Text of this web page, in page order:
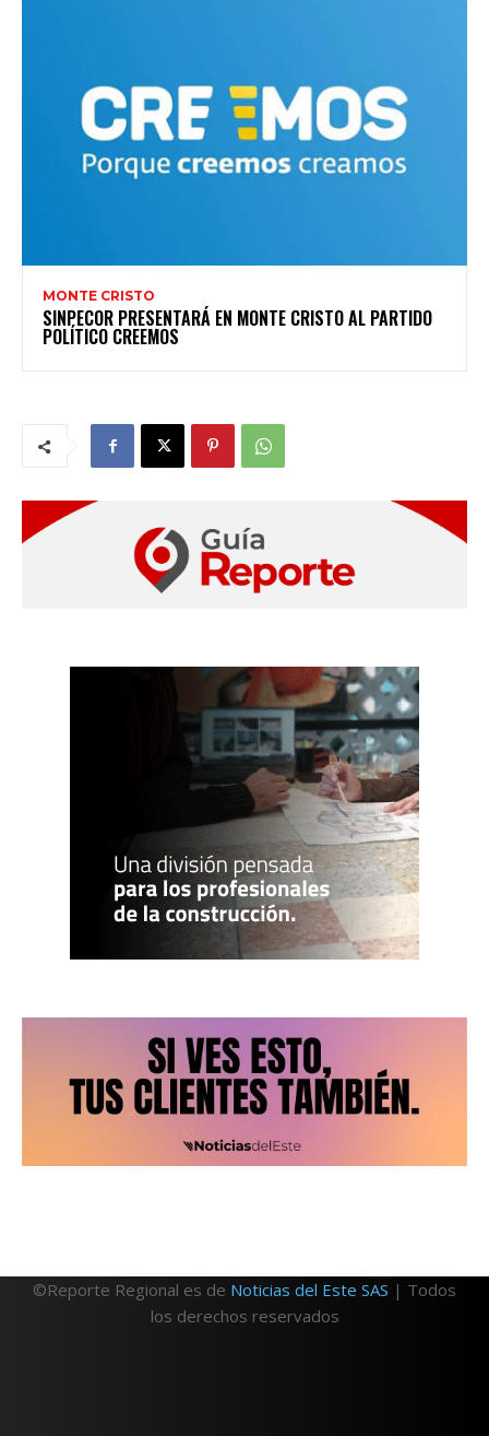
MONTE CRISTO
SINPECOR PRESENTARÁ EN MONTE CRISTO AL PARTIDO
POLÍTICO CREEMOS
©Reporte Regional es de Noticias del Este SAS | Todos
los derechos reservados